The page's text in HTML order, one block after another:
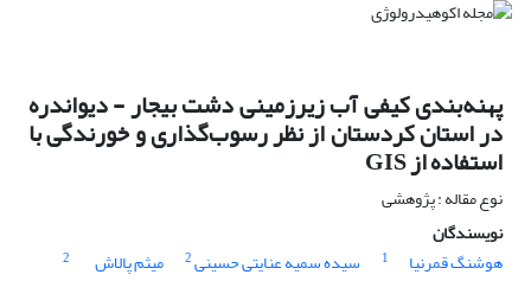
پهنه‌بندی کیفی آب زیرزمینی دشت بیجار - دیواندره
در استان کردستان از نظر رسوب‌گذاری و خورندگی با
استفاده از GIS
نوع مقاله : پژوهشی
نویسندگان
هوشنگ قمرنیا
1 سیده سمیه عنایتی حسینی2 میثم پالاش
2